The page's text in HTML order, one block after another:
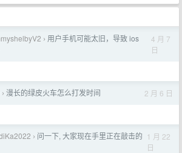
› 用户手机可能太旧，导致 ios
4 月 7
日
› 漫长的绿皮火车怎么打发时间 2 月 6 日
› 问一下, 大家现在手里正在敲击的 1 月 22
日